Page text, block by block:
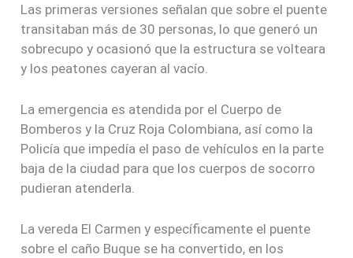
Las primeras versiones señalan que sobre el puente
transitaban más de 30 personas, lo que generó un
sobrecupo y ocasionó que la estructura se volteara
y los peatones cayeran al vacío.
La emergencia es atendida por el Cuerpo de
Bomberos y la Cruz Roja Colombiana, así como la
Policía que impedía el paso de vehículos en la parte
baja de la ciudad para que los cuerpos de socorro
pudieran atenderla.
La vereda El Carmen y específicamente el puente
sobre el caño Buque se ha convertido, en los